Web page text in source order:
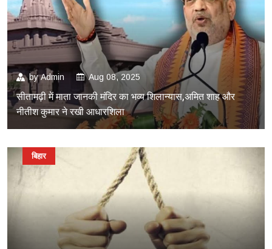
byAdmin Aug 08, 2025
सीतामढ़ी में माता जानकी मंदिर का भव्य शिलान्यास,अमित शाह और
नीतीश कुमार ने रखी आधारशिला
बिहार